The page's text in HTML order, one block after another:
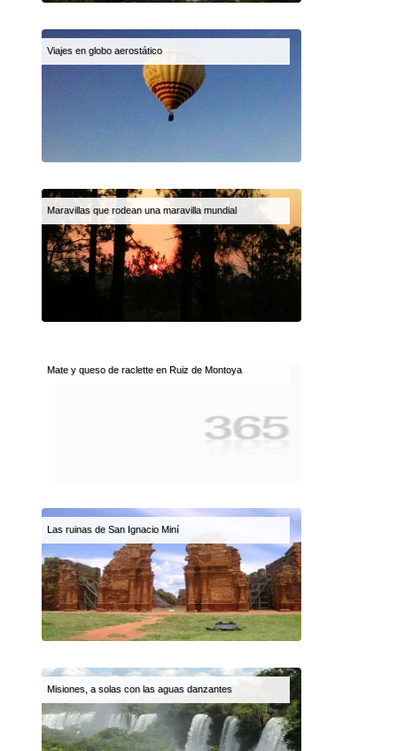
Viajes en globo aerostático
Maravillas que rodean una maravilla mundial
Mate y queso de raclette en Ruiz de Montoya
Las ruinas de San Ignacio Miní
Misiones, a solas con las aguas danzantes